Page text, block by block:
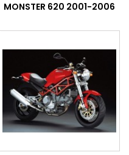
MONSTER 620 2001-2006